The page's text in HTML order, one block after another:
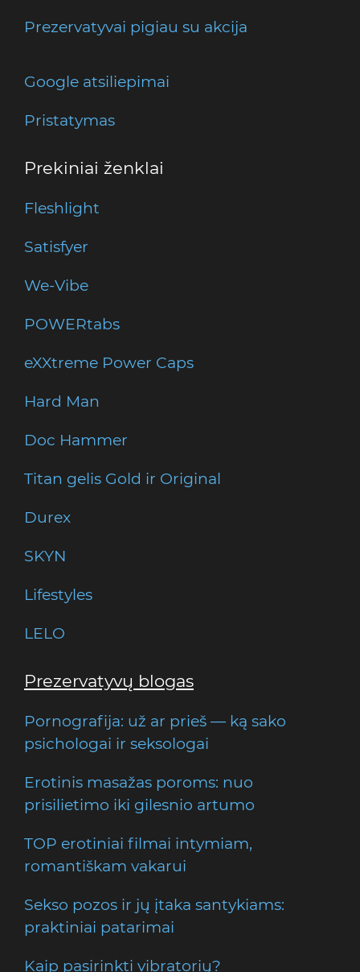
Prezervatyvai pigiau su akcija
Google atsiliepimai
Pristatymas
Prekiniai ženklai
Fleshlight
Satisfyer
We-Vibe
POWERtabs
eXXtreme Power Caps
Hard Man
Doc Hammer
Titan gelis Gold ir Original
Durex
SKYN
Lifestyles
LELO
Prezervatyvų blogas
Pornografija: už ar prieš — ką sako
psichologai ir seksologai
Erotinis masažas poroms: nuo
prisilietimo iki gilesnio artumo
TOP erotiniai filmai intymiam,
romantiškam vakarui
Sekso pozos ir jų įtaka santykiams:
praktiniai patarimai
Kaip pasirinkti vibratorių?